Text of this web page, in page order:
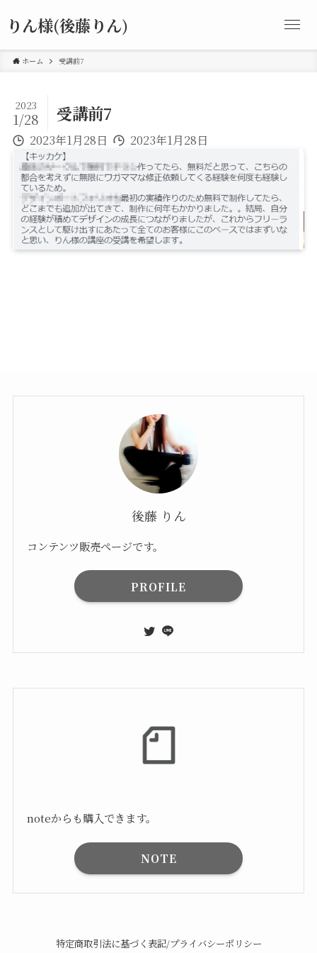
りん様(後藤りん)
ホーム 受講前7
受講前7
2023
1/28
2023年1月28日 2023年1月28日
後藤 りん
コンテンツ販売ページです。
PROFILE
noteからも購入できます。
NOTE
特定商取引法に基づく表記/プライバシーポリシー